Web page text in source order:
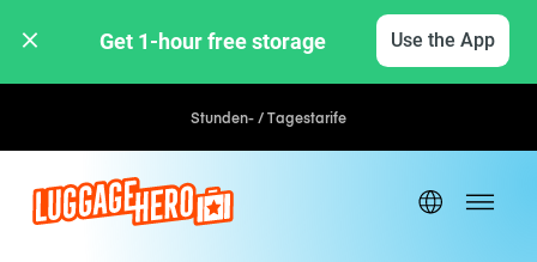
Get 1-hour free storage Use the App
Stunden- / Tagestarife